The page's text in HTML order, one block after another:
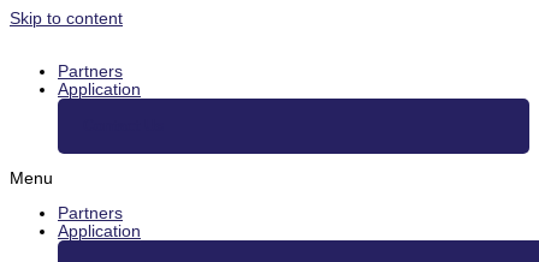
Skip to content
Partners
Application
Menu
Partners
Application